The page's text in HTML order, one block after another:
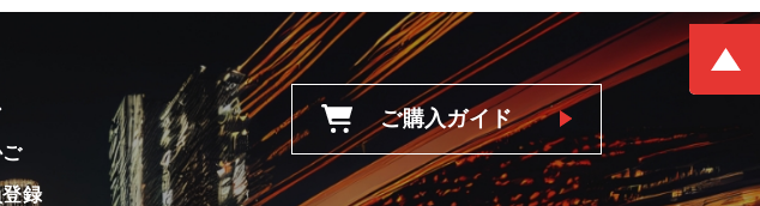
録
ご購入ガイド